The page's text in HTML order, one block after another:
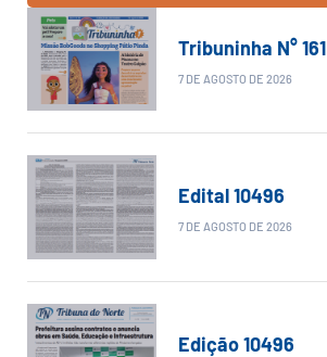
Tribuninha N° 161
7 DE AGOSTO DE 2026
Edital 10496
7 DE AGOSTO DE 2026
Edição 10496